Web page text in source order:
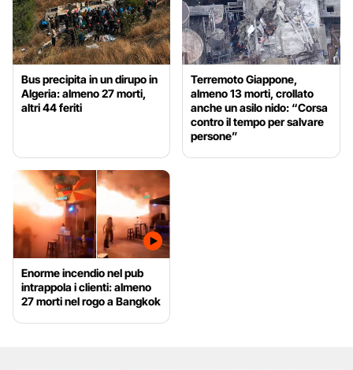
Bus precipita in un dirupo in
Algeria: almeno 27 morti,
altri 44 feriti
Terremoto Giappone,
almeno 13 morti, crollato
anche un asilo nido: “Corsa
contro il tempo per salvare
persone”
Enorme incendio nel pub
intrappola i clienti: almeno
27 morti nel rogo a Bangkok